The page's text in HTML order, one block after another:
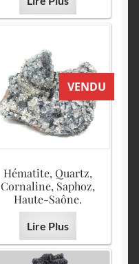
VENDU
Hématite, Quartz,
Cornaline, Saphoz,
Haute-Saône.
Lire Plus